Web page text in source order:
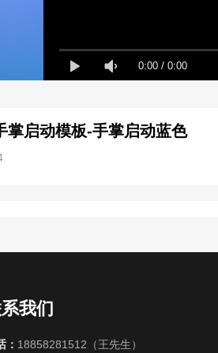
0:00 / 0:00
掌启动模板-手掌启动蓝色
我们
： 18858281512 （王先生）